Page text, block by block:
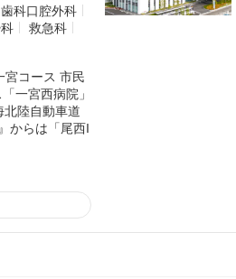
歯科口腔外科
救急科
宮コース 市民
一宮西病院」
陸自動車道
からは「尾西I